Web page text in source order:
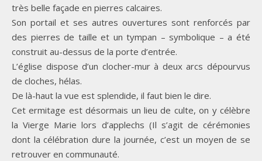
très belle façade en pierres calcaires.
Son portail et ses autres ouvertures sont renforcés par
des pierres de taille et un tympan – symbolique – a été
construit au-dessus de la porte d’entrée.
L’église dispose d’un clocher-mur à deux arcs dépourvus
de cloches, hélas.
De là-haut la vue est splendide, il faut bien le dire.
Cet ermitage est désormais un lieu de culte, on y célèbre
la Vierge Marie lors d’applechs (Il s’agit de cérémonies
dont la célébration dure la journée, c’est un moyen de se
retrouver en communauté.